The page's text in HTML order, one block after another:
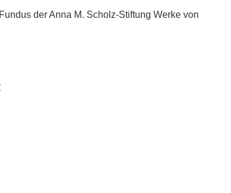
der Anna M. Scholz-Stiftung Werke von